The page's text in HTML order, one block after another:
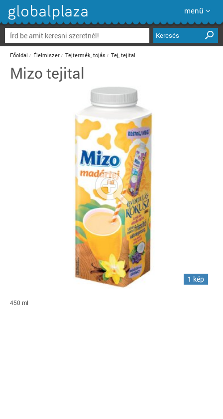
menü
Keresés
Főoldal Élelmiszer Tejtermék, tojás Tej, tejital
Mizo tejital
1 kép
450 ml